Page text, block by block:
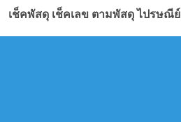
เช็คพัสดุ เช็คเลข ตามพัสดุ ไปรษณีย์